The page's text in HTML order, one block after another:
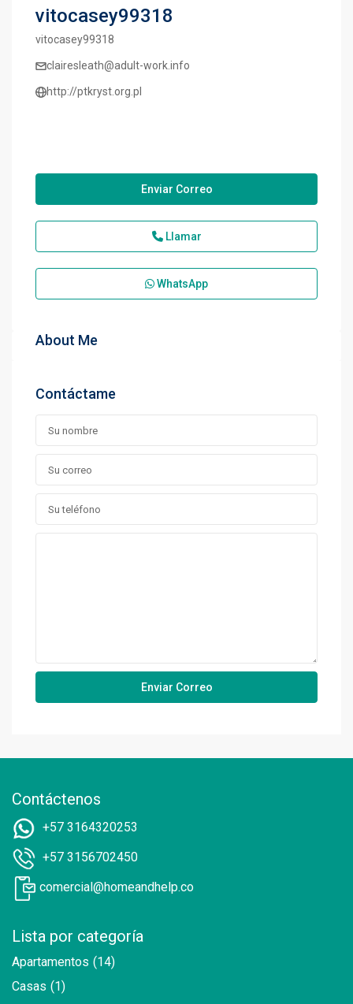
vitocasey99318
vitocasey99318
clairesleath@adult-work.info
http://ptkryst.org.pl
Enviar Correo
Llamar
WhatsApp
About Me
Contáctame
Contáctenos
+57 3164320253
+57 3156702450
comercial@homeandhelp.co
Lista por categoría
Apartamentos (14)
Casas (1)